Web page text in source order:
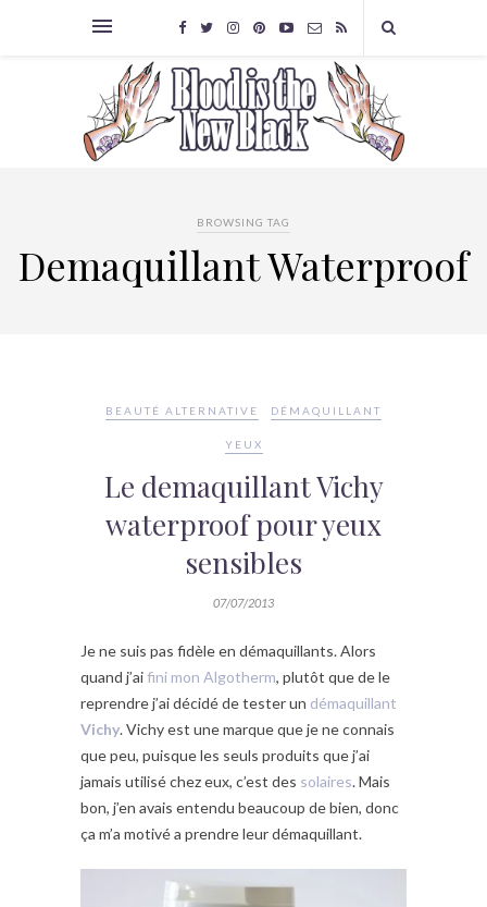
BROWSING TAG
Demaquillant Waterproof
BEAUTÉ ALTERNATIVE DÉMAQUILLANT
YEUX
Le demaquillant Vichy
waterproof pour yeux
sensibles
07/07/2013
Je ne suis pas fidèle en démaquillants. Alors
quand j’ai fini mon Algotherm, plutôt que de le
reprendre j’ai décidé de tester un démaquillant
Vichy. Vichy est une marque que je ne connais
que peu, puisque les seuls produits que j’ai
jamais utilisé chez eux, c’est des solaires. Mais
bon, j’en avais entendu beaucoup de bien, donc
ça m’a motivé a prendre leur démaquillant.